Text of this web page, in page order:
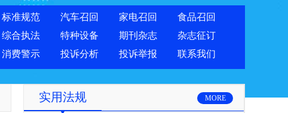
标准规范 汽车召回 家电召回
食品召回
综合执法 特种设备 期刊杂志
杂志征订
消费警示 投诉分析 投诉举报 联系我们
实用法规 MORE